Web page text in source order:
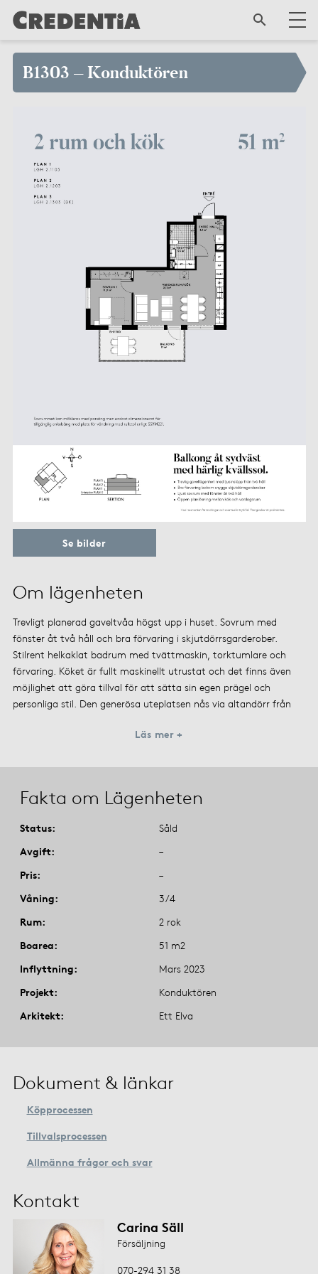
B1303 – Konduktören
Om lägenheten
Trevligt planerad gaveltvåa högst upp i huset. Sovrum med
fönster åt två håll och bra förvaring i skjutdörrsgarderober.
Stilrent helkaklat badrum med tvättmaskin, torktumlare och
förvaring. Köket är fullt maskinellt utrustat och det finns även
möjlighet att göra tillval för att sätta sin egen prägel och
personliga stil. Den generösa uteplatsen nås via altandörr från
Läs mer +
Fakta om Lägenheten
Status
Såld
Avgift
–
Pris
–
Våning
3/4
Rum
2 rok
Boarea
51 m2
Inflyttning
Mars 2023
Projekt
Konduktören
Arkitekt
Ett Elva
Se bilder
Dokument & länkar
Köpprocessen
Tillvalsprocessen
Allmänna frågor och svar
Kontakt
Carina Säll
Försäljning
070-294 31 38